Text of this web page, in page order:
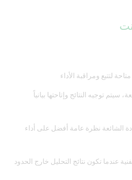
لتتبع ومراقبة الأداء
سيتم توجيه النتائج وإتاحتها بيانياً
الشائعة نظرة عامة أفضل على أداء
عندما تكون نتائج التحليل خارج الحدود